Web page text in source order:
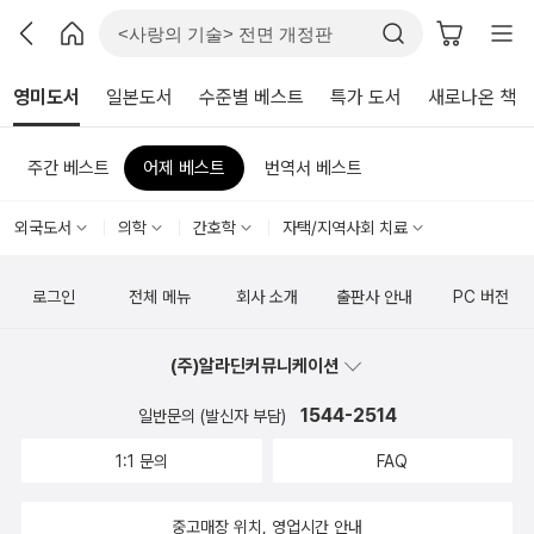
영미도서 일본도서 수준별 베스트 특가 도서 새로나온 책
주간 베스트 어제 베스트 번역서 베스트
외국도서 의학 간호학 자택/지역사회 치료
로그인 전체 메뉴 회사 소개 출판사 안내 PC 버전
(주)알라딘커뮤니케이션
일반문의 (발신자 부담) 1544-2514
1:1 문의 FAQ
중고매장 위치, 영업시간 안내